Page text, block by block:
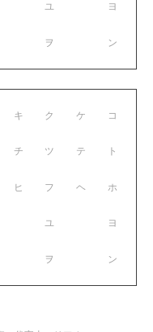
ユ ヨ
ヲ ン
キ ク ケ コ
チ ツ テ ト
ヒ フ ヘ ホ
ユ ヨ
ヲ ン